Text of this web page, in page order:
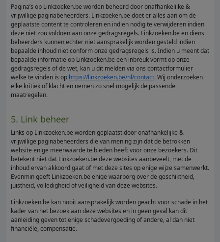
Pagina’s op Linkzoeken.be worden beheerd door onafhankelijke &
vrijwillige paginabeheerders. Linkzoeken.be doet er alles aan om de
geplaatste content te controleren en indien nodig te verwijderen indien
deze niet zou voldoen aan onze gedragsregels. Linkzoeken.be en diens
beheerders kunnen echter niet aansprakelijk worden gesteld indien
bepaalde inhoud niet conform onze gedragsregels is. Indien u meent dat
bepaalde informatie op Linkzoeken.be een inbreuk vormt op onze
gedragsregels of de wet, kan u dit melden via ons contactformulier
welke te vinden is op https://linkzoeken.be/nl/contact. Wij onderzoeken
elke kritiek of klacht en nemen zo snel mogelijk de passende
maatregelen.
5. Link beheer
Links op Linkzoeken.be worden geplaatst door onafhankelijke &
vrijwillige paginabeheerders die van mening zijn dat de betrokken
website enige meerwaarde te bieden heeft voor onze bezoekers. Dit
betekent niet dat Linkzoeken.be deze websites aanbeveelt, met de
inhoud ervan akkoord gaat of met deze sites op enige wijze samenwerkt.
Evenmin geeft Linkzoeken.be enige waarborg over de geschiktheid,
juistheid, volledigheid of veiligheid van deze websites.
Linkzoeken.be kan nooit aansprakelijk worden geacht voor schade in het
kader van het bezoek aan deze websites en in geen geval kan dit
aanleiding geven tot enige schadevergoeding of andere, al dan niet
financiële, compensatie.